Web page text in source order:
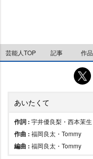
芸能人TOP 記事 作品
あいたくて
作詞 : 宇井優良梨・西本茉生
作曲 : 福岡良太・Tommy
編曲 : 福岡良太・Tommy